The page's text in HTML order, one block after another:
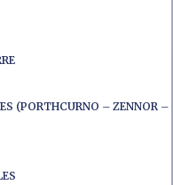
(PORTHCURNO – ZENNOR –